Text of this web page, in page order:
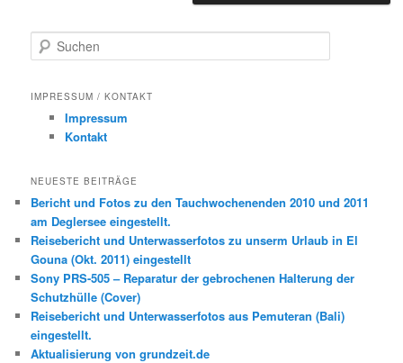
u
h
IMPRESSUM / KONTAKT
Impressum
Kontakt
NEUESTE BEITRÄGE
Bericht und Fotos zu den Tauchwochenenden 2010 und 2011
am Deglersee eingestellt.
Reisebericht und Unterwasserfotos zu unserm Urlaub in El
Gouna (Okt. 2011) eingestellt
Sony PRS-505 – Reparatur der gebrochenen Halterung der
Schutzhülle (Cover)
Reisebericht und Unterwasserfotos aus Pemuteran (Bali)
eingestellt.
Aktualisierung von grundzeit.de